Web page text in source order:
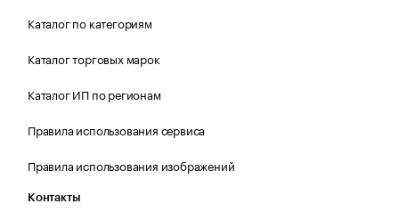
Каталог по категориям
Каталог торговых марок
Каталог ИП по регионам
Правила использования сервиса
Правила использования изображений
Контакты